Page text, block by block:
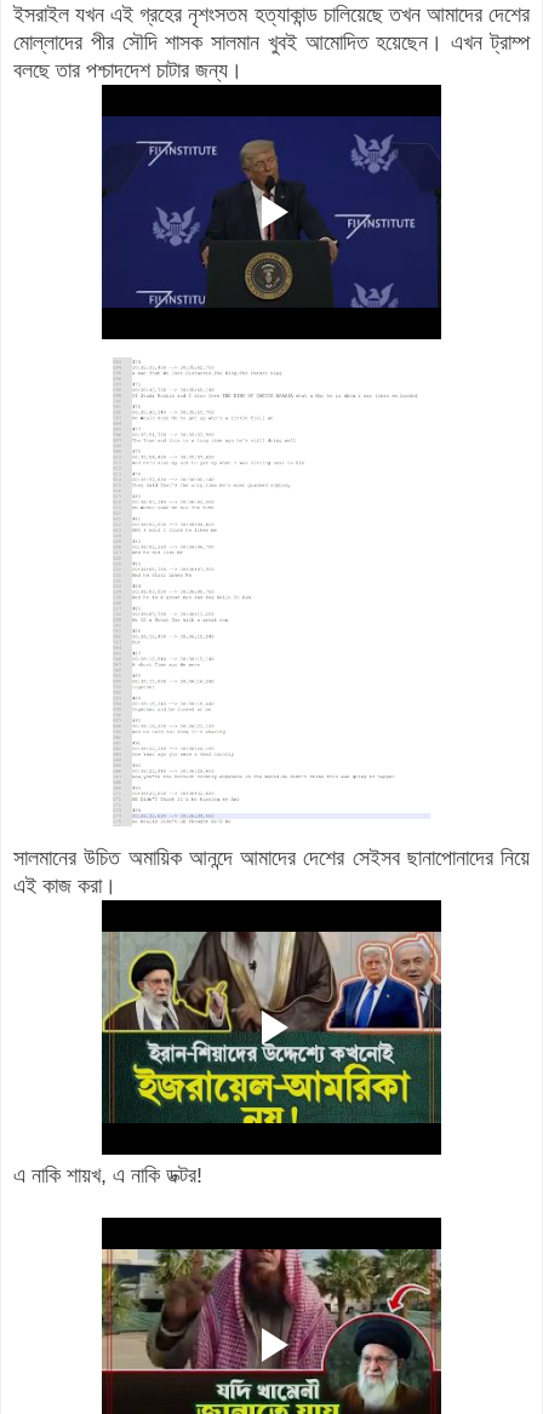
ইসরাইল যখন এই গ্রহের নৃশংসতম হত্যাকান্ড চালিয়েছে তখন আমাদের দেশের
মোল্লাদের পীর সৌদি শাসক সালমান খুবই আমোদিত হয়েছেন। এখন ট্রাম্প
বলছে তার পশ্চাদদেশ চাটার জন্য।
সালমানের উচিত অমায়িক আনন্দে আমাদের দেশের সেইসব ছানাপোনাদের নিয়ে
এই কাজ করা।
এ নাকি শায়খ, এ নাকি ডক্টর!